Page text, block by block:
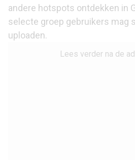
andere hotspots ontdekken in
selecte groep gebruikers mag
uploaden.
Lees verder na de